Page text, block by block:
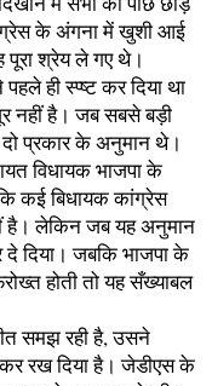
के अंगना में खुशी आई
पूरा श्रेय ले गए थे।
ही स्प्ष्ट कर दिया था
नहीं है। जब सबसे बड़ी
दो प्रकार के अनुमान थे।
विधायक भाजपा के
कई बिधायक कांग्रेस
है। लेकिन जब यह अनुमान
दे दिया। जबकि भाजपा के
होती तो यह सँख्याबल
समझ रही है, उसने
कर रख दिया है। जेडीएस के